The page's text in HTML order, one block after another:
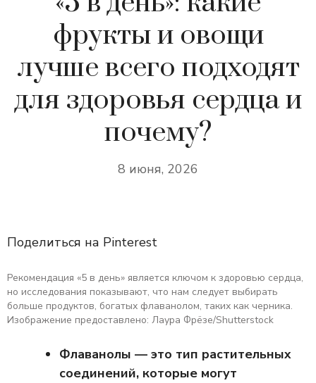
фрукты и овощи
лучше всего подходят
для здоровья сердца и
почему?
8 июня, 2026
Поделиться на Pinterest
Рекомендация «5 в день» является ключом к здоровью сердца,
но исследования показывают, что нам следует выбирать
больше продуктов, богатых флаванолом, таких как черника.
Изображение предоставлено: Лаура Фрёзе/Shutterstock
Флаванолы — это тип растительных
соединений, которые могут